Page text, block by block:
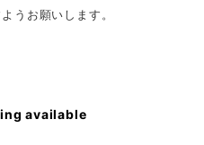
うお願いします。
available